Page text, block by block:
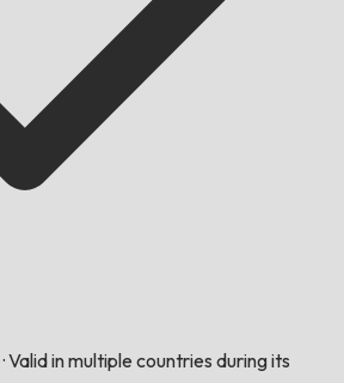
·Valid in multiple countries during its